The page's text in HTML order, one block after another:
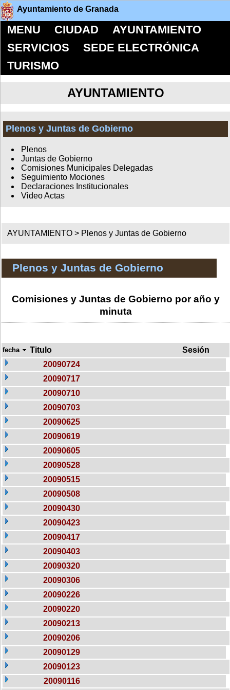
Ayuntamiento de Granada
MENU CIUDAD
AYUNTAMIENTO
SERVICIOS
SEDE ELECTRÓNICA
TURISMO
AYUNTAMIENTO
Plenos y Juntas de Gobierno
Plenos
Juntas de Gobierno
Comisiones Municipales Delegadas
Seguimiento Mociones
Declaraciones Institucionales
Video Actas
AYUNTAMIENTO > Plenos y Juntas de Gobierno
Plenos y Juntas de Gobierno
Comisiones y Juntas de Gobierno por año y
minuta
fecha Titulo
Sesión
20090724
20090717
20090710
20090703
20090625
20090619
20090605
20090528
20090515
20090508
20090430
20090423
20090417
20090403
20090320
20090306
20090226
20090220
20090213
20090206
20090129
20090123
20090116